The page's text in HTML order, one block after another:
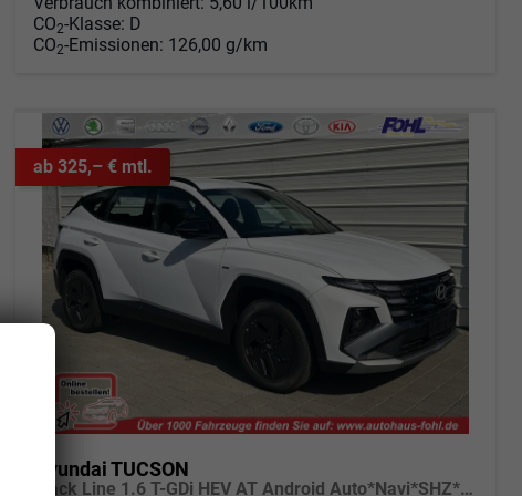
CO2-Klasse: D
CO2-Emissionen: 126,00 g/km
ab 325,– € mtl.
Hyundai TUCSON
Black Line 1.6 T-GDi HEV AT Android Auto*Navi*SHZ*Kamera*2Z Klimaauto*